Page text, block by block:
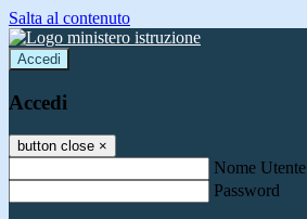
Salta al contenuto
Accedi
Accedi
button close ×
Nome Utente
Password